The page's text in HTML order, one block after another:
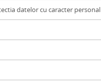
datelor cu caracter personal